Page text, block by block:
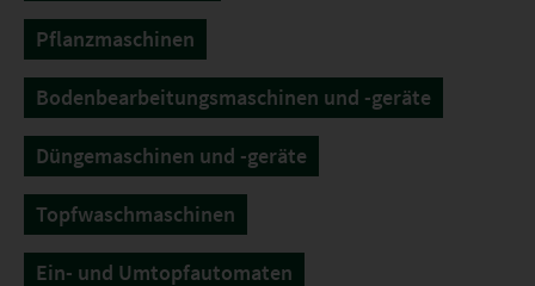
Pflanzmaschinen
Bodenbearbeitungsmaschinen und -geräte
Düngemaschinen und -geräte
Topfwaschmaschinen
Ein- und Umtopfautomaten